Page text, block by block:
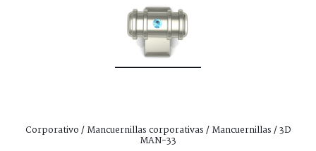
Corporativo/Mancuernillas corporativas/Mancuernillas/ 3D
MAN-33